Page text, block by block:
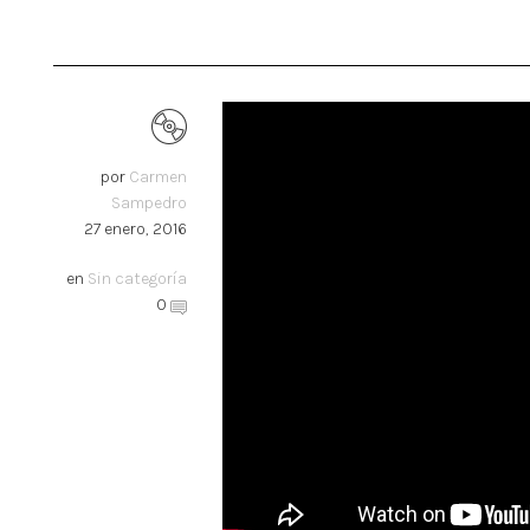
por Carmen
Sampedro
27 enero, 2016
en Sin categoría
0